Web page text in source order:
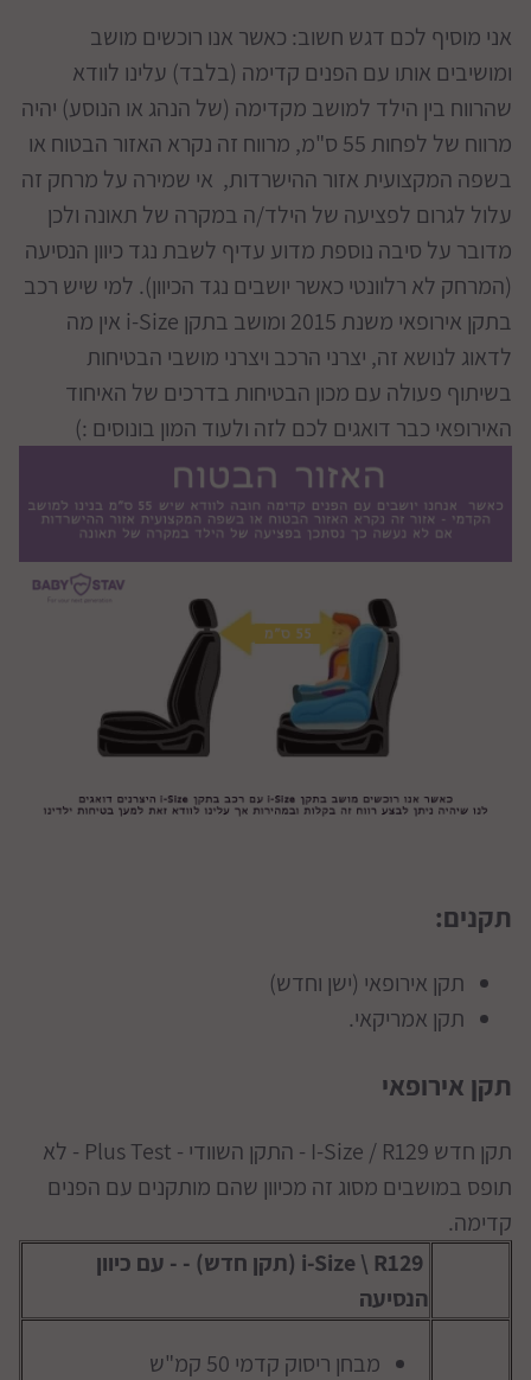
אני מוסיף לכם דגש חשוב: כאשר אנו רוכשים מושב
ומושיבים אותו עם הפנים קדימה (בלבד) עלינו לוודא
שהרווח בין הילד למושב מקדימה (של הנהג או הנוסע) יהיה
מרווח של לפחות 55 ס"מ, מרווח זה נקרא האזור הבטוח או
בשפה המקצועית אזור ההישרדות, אי שמירה על מרחק זה
עלול לגרום לפציעה של הילד/ה במקרה של תאונה ולכן
מדובר על סיבה נוספת מדוע עדיף לשבת נגד כיוון הנסיעה
(המרחק לא רלוונטי כאשר יושבים נגד הכיוון). למי שיש רכב
בתקן אירופאי משנת 2015 ומושב בתקן i-Size אין מה
לדאוג לנושא זה, יצרני הרכב ויצרני מושבי הבטיחות
בשיתוף פעולה עם מכון הבטיחות בדרכים של האיחוד
האירופאי כבר דואגים לכם לזה ולעוד המון בונוסים :)
תקנים:
תקן אירופאי (ישן וחדש)
תקן אמריקאי.
תקן אירופאי
תקן חדש I-Size / R129 - התקן השוודי - Plus Test - לא
תופס במושבים מסוג זה מכיוון שהם מותקנים עם הפנים
קדימה.
i-Size \ R129 (תקן חדש) - - עם כיוון
הנסיעה
מבחן ריסוק קדמי 50 קמ"ש